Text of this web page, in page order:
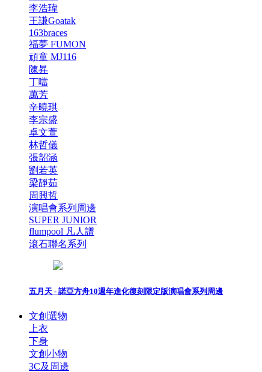
李浩瑋
王謙Goatak
163braces
福夢 FUMON
頑童 MJ116
陳昇
丁噹
萬芳
辛曉琪
李宗盛
卓文萱
林哲儀
張韶涵
劉若英
梁靜茹
周興哲
演唱會系列周邊
SUPER JUNIOR
flumpool 凡人譜
滾石聯名系列
五月天 - 諾亞方舟10週年進化復刻限定版演唱會系列周邊
文創選物
上衣
下身
文創小物
3C及周邊